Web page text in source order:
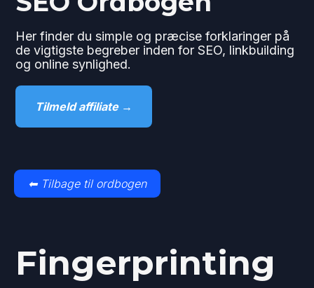
Her finder du simple og præcise forklaringer på
de vigtigste begreber inden for SEO, linkbuilding
og online synlighed.
Tilmeld affiliate →
⬅ Tilbage til ordbogen
Fingerprinting